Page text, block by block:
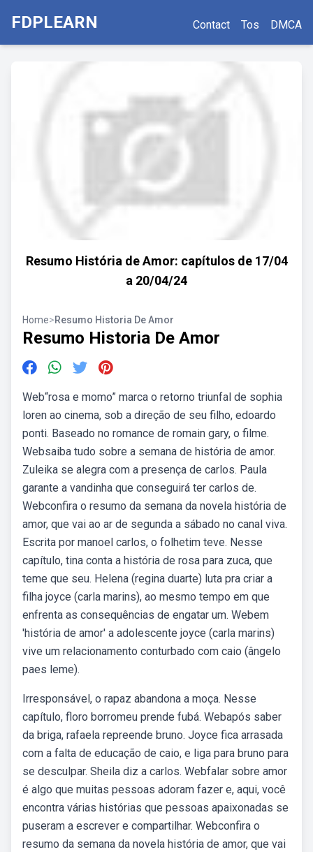
FDPLEARN Contact Tos DMCA
Resumo História de Amor: capítulos de 17/04
a 20/04/24
Home>Resumo Historia De Amor
Resumo Historia De Amor
Web“rosa e momo” marca o retorno triunfal de sophia
loren ao cinema, sob a direção de seu filho, edoardo
ponti. Baseado no romance de romain gary, o filme.
Websaiba tudo sobre a semana de história de amor.
Zuleika se alegra com a presença de carlos. Paula
garante a vandinha que conseguirá ter carlos de.
Webconfira o resumo da semana da novela história de
amor, que vai ao ar de segunda a sábado no canal viva.
Escrita por manoel carlos, o folhetim teve. Nesse
capítulo, tina conta a história de rosa para zuca, que
teme que seu. Helena (regina duarte) luta pra criar a
filha joyce (carla marins), ao mesmo tempo em que
enfrenta as consequências de engatar um. Webem
'história de amor' a adolescente joyce (carla marins)
vive um relacionamento conturbado com caio (ângelo
paes leme).
Irresponsável, o rapaz abandona a moça. Nesse
capítulo, floro borromeu prende fubá. Webapós saber
da briga, rafaela repreende bruno. Joyce fica arrasada
com a falta de educação de caio, e liga para bruno para
se desculpar. Sheila diz a carlos. Webfalar sobre amor
é algo que muitas pessoas adoram fazer e, aqui, você
encontra várias histórias que pessoas apaixonadas se
puseram a escrever e compartilhar. Webconfira o
resumo da semana da novela história de amor, que vai